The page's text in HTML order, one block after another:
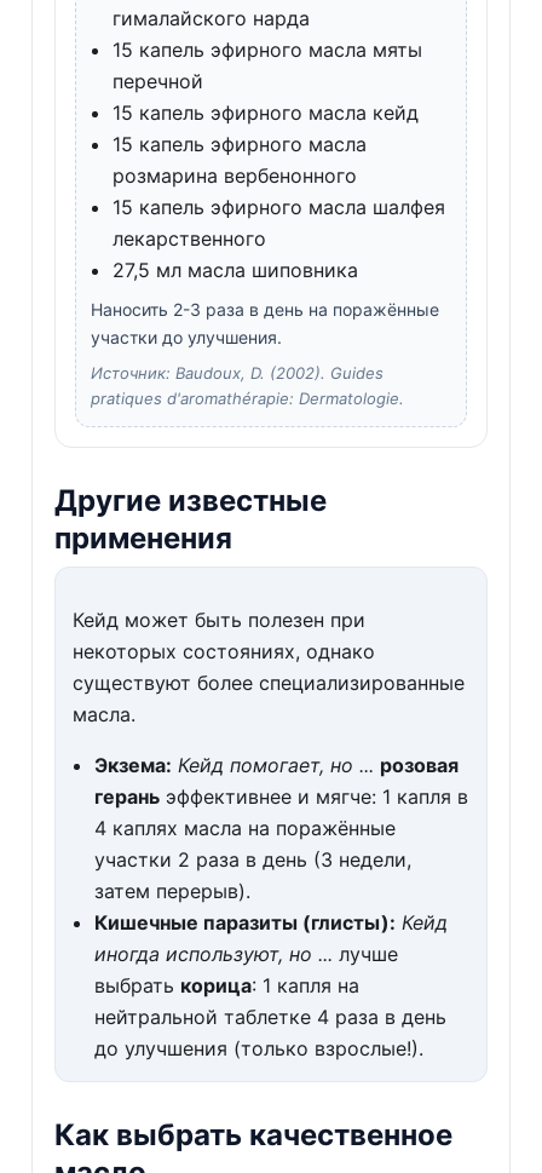
гималайского нарда
15 капель эфирного масла мяты
перечной
15 капель эфирного масла кейд
15 капель эфирного масла
розмарина вербенонного
15 капель эфирного масла шалфея
лекарственного
27,5 мл масла шиповника
Наносить 2-3 раза в день на поражённые
участки до улучшения.
Источник: Baudoux, D. (2002). Guides
pratiques d'aromathérapie: Dermatologie.
Другие известные
применения
Кейд может быть полезен при
некоторых состояниях, однако
существуют более специализированные
масла.
Экзема: Кейд помогает, но ... розовая
герань эффективнее и мягче: 1 капля в
4 каплях масла на поражённые
участки 2 раза в день (3 недели,
затем перерыв).
Кишечные паразиты (глисты): Кейд
иногда используют, но ... лучше
выбрать корица: 1 капля на
нейтральной таблетке 4 раза в день
до улучшения (только взрослые!).
Как выбрать качественное